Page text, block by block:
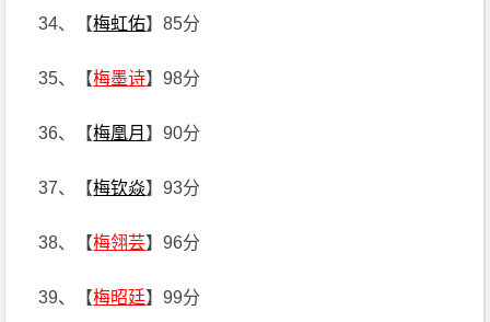
34、【梅虹佑】85分
35、【梅墨诗】98分
36、【梅凰月 】90分
37、【梅钦焱】93分
38、【梅翎芸】96分
39、【梅昭廷】99分